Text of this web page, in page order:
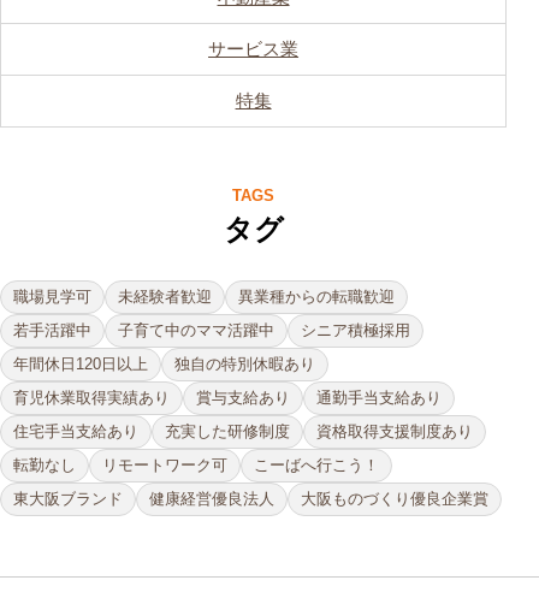
サービス業
特集
TAGS
タグ
職場見学可 未経験者歓迎
異業種からの転職歓迎
若手活躍中
子育て中のママ活躍中
シニア積極採用
年間休日120日以上
独自の特別休暇あり
育児休業取得実績あり
賞与支給あり
通勤手当支給あり
住宅手当支給あり
充実した研修制度
資格取得支援制度あり
転勤なし
リモートワーク可
こーばへ行こう！
東大阪ブランド
健康経営優良法人 大阪ものづくり優良企業賞